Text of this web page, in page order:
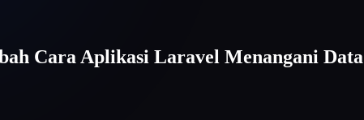
Cara Aplikasi Laravel Menangani